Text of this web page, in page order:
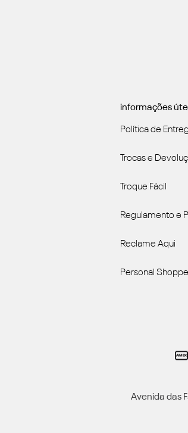
informações
Política de
Trocas e
Troque Fácil
Regulamento e
Reclame Aqui
Personal
Avenida das